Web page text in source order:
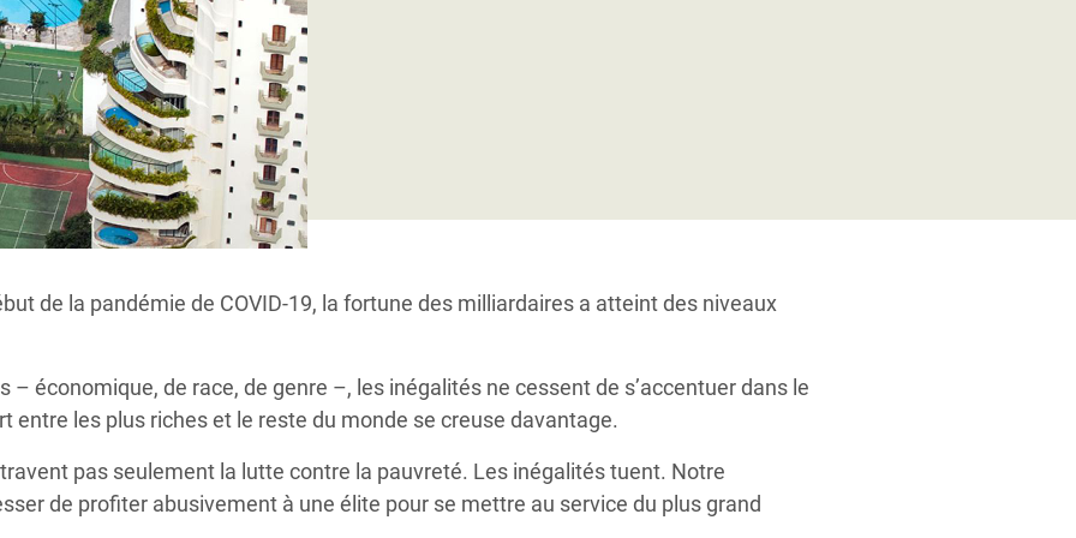
et
en Afrique de
Yémen
Réfugiés Rohingyas
du Sud
de la pandémie de COVID-19, la fortune des milliardaires a atteint des niveaux
– économique, de race, de genre –, les inégalités ne cessent de s’accentuer dans le
entre les plus riches et le reste du monde se creuse davantage.
pas seulement la lutte contre la pauvreté. Les inégalités tuent. Notre
de profiter abusivement à une élite pour se mettre au service du plus grand